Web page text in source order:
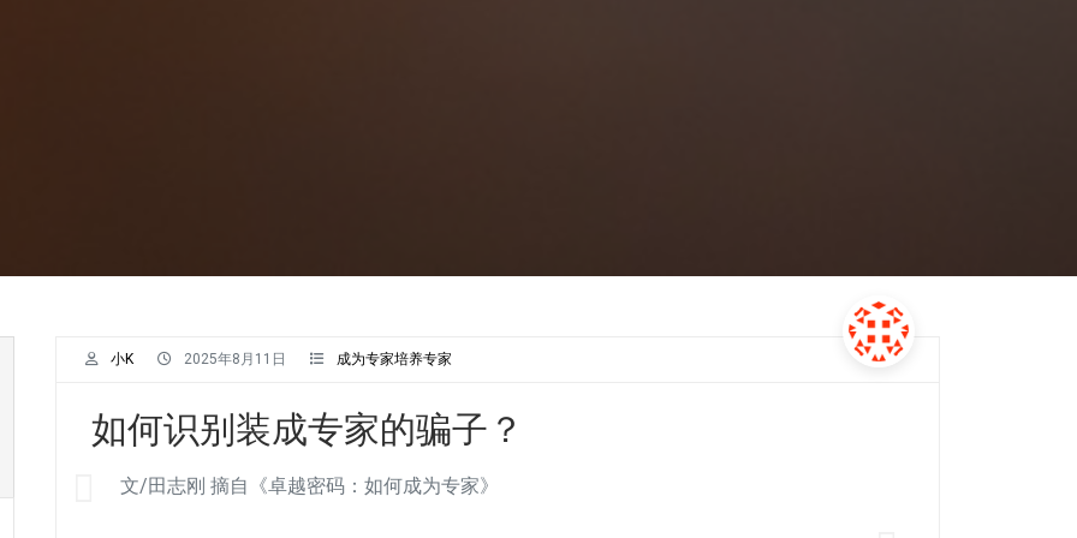
小K 2025年8月11日 成为专家培养专家
如何识别装成专家的骗子？
文/田志刚 摘自《卓越密码：如何成为专家》